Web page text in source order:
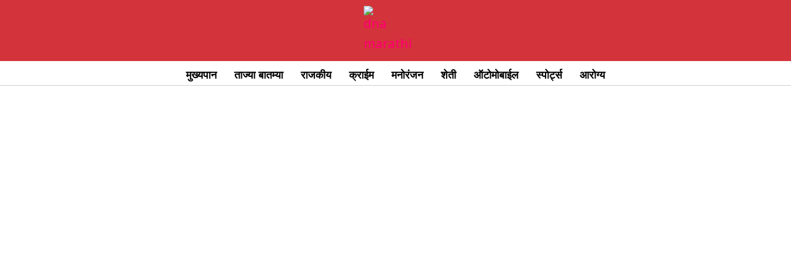
मुख्यपान ताज्या बातम्या राजकीय क्राईम मनोरंजन शेती ऑटोमोबाईल स्पोर्ट्स आरोग्य